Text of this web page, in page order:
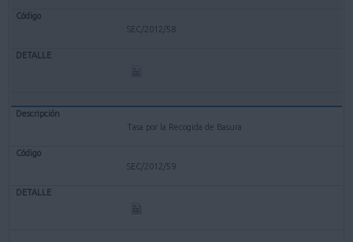
SEC/2012/58
Tasa por la Recogida de Basura
SEC/2012/59